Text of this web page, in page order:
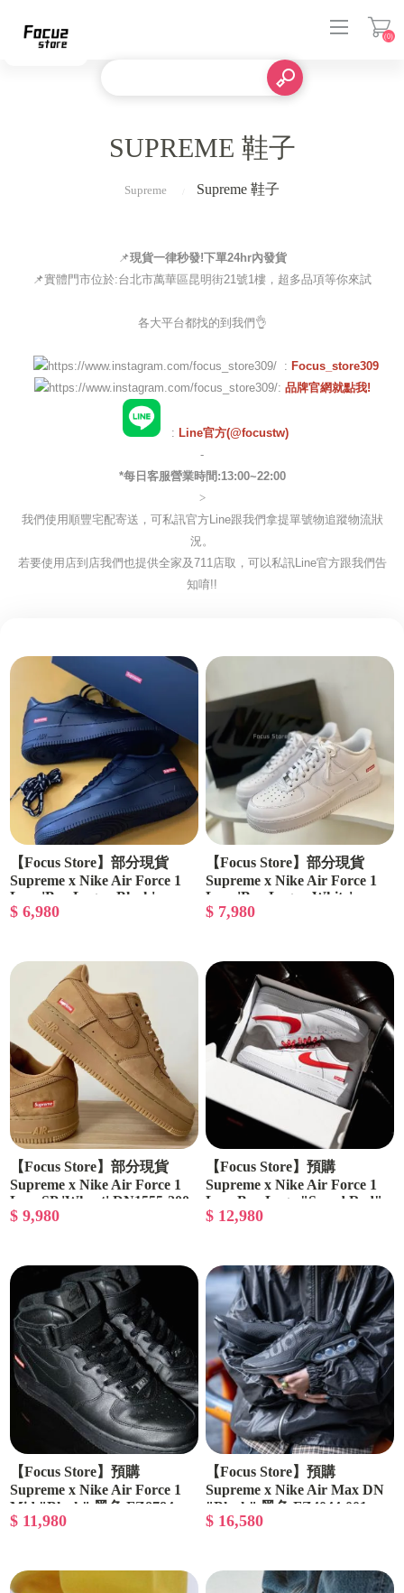
(0)
SUPREME 鞋子
Supreme Supreme 鞋子
📌現貨一律秒發!下單24hr內發貨
📌實體門市位於:台北市萬華區昆明街21號1樓，超多品項等你來試
各大平台都找的到我們👌
: Focus_store309
: 品牌官網就點我!
: Line官方(@focustw)
-
*每日客服營業時間:13:00~22:00
>
我們使用順豐宅配寄送，可私訊官方Line跟我們拿提單號物追蹤物流狀
況。
若要使用店到店我們也提供全家及711店取，可以私訊Line官方跟我們告
知唷!!
【Focus Store】部分現貨
Supreme x Nike Air Force 1
Low 'Box Logo - Black'
CU9225-001
$ 6,980
【Focus Store】部分現貨
Supreme x Nike Air Force 1
Low 'Box Logo - White'
CU9225-100
$ 7,980
【Focus Store】部分現貨
Supreme x Nike Air Force 1
Low SP 'Wheat' DN1555-200
$ 9,980
【Focus Store】預購
Supreme x Nike Air Force 1
Low Box Logo "Speed Red"
上海限定 CU9225-101
$ 12,980
【Focus Store】預購
Supreme x Nike Air Force 1
Mid "Black" 黑色 FZ8784-
001
$ 11,980
【Focus Store】預購
Supreme x Nike Air Max DN
"Black" 黑色 FZ4044-001
$ 16,580